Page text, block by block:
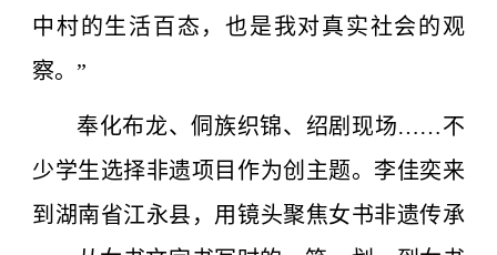
中村的生活百态，也是我对真实社会的观
察。”
奉化布龙、侗族织锦、绍剧现场……不
少学生选择非遗项目作为创主题。李佳奕来
到湖南省江永县，用镜头聚焦女书非遗传承